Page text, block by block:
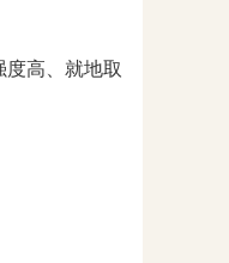
高、就地取